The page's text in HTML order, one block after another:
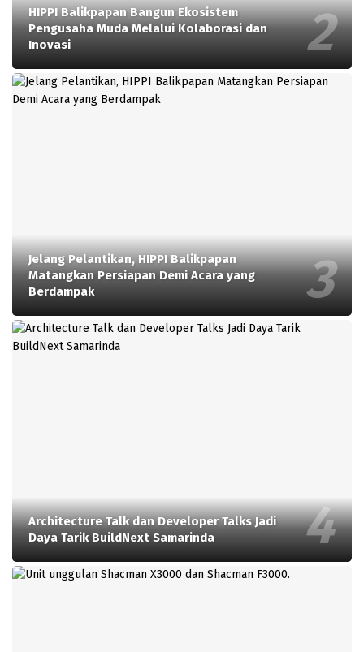
HIPPI Balikpapan Bangun Ekosistem
Pengusaha Muda Melalui Kolaborasi dan
Inovasi
Jelang Pelantikan, HIPPI Balikpapan
Matangkan Persiapan Demi Acara yang
Berdampak
Architecture Talk dan Developer Talks Jadi
Daya Tarik BuildNext Samarinda